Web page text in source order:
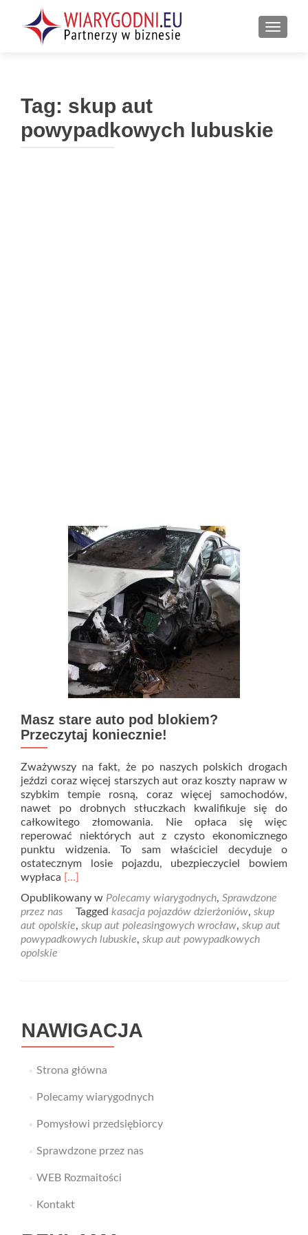
Tag: skup aut
powypadkowych lubuskie
Masz stare auto pod blokiem?
Przeczytaj koniecznie!
Zważywszy na fakt, że po naszych polskich drogach
jeździ coraz więcej starszych aut oraz koszty napraw w
szybkim tempie rosną, coraz więcej samochodów,
nawet po drobnych stłuczkach kwalifikuje się do
całkowitego złomowania. Nie opłaca się więc
reperować niektórych aut z czysto ekonomicznego
punktu widzenia. To sam właściciel decyduje o
ostatecznym losie pojazdu, ubezpieczyciel bowiem
wypłaca Read
about
Masz
stare
auto
[…]
Opublikowany w Polecamy wiarygodnych, Sprawdzone
przez nas
Tagged kasacja pojazdów dzierżoniów, skup
aut opolskie, skup aut poleasingowych wrocław, skup aut
powypadkowych lubuskie, skup aut powypadkowych
opolskie
NAWIGACJA
Strona główna
Polecamy wiarygodnych
Pomysłowi przedsiębiorcy
Sprawdzone przez nas
WEB Rozmaitości
Kontakt